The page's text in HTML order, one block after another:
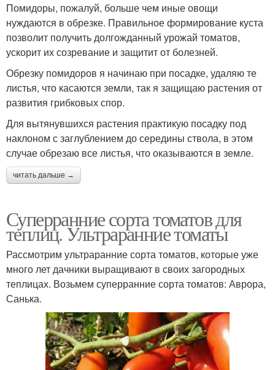
Помидоры, пожалуй, больше чем иные овощи
нуждаются в обрезке. Правильное формирование куста
позволит получить долгожданный урожай томатов,
ускорит их созревание и защитит от болезней.
Обрезку помидоров я начинаю при посадке, удаляю те
листья, что касаются земли, так я защищаю растения от
развития грибковых спор.
Для вытянувшихся растения практикую посадку под
наклоном с заглублением до середины ствола, в этом
случае обрезаю все листья, что оказываются в земле.
читать дальше →
Суперранние сорта томатов для
теплиц. Ультраранние томаты
Рассмотрим ультраранние сорта томатов, которые уже
много лет дачники выращивают в своих загородных
теплицах. Возьмем суперранние сорта томатов: Аврора,
Санька.